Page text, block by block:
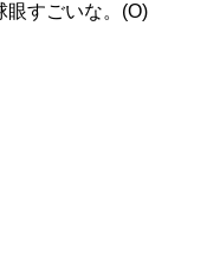
眼すごいな。(O)